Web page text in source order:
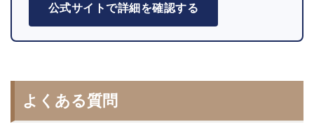
公式サイトで詳細を確認する
よくある質問